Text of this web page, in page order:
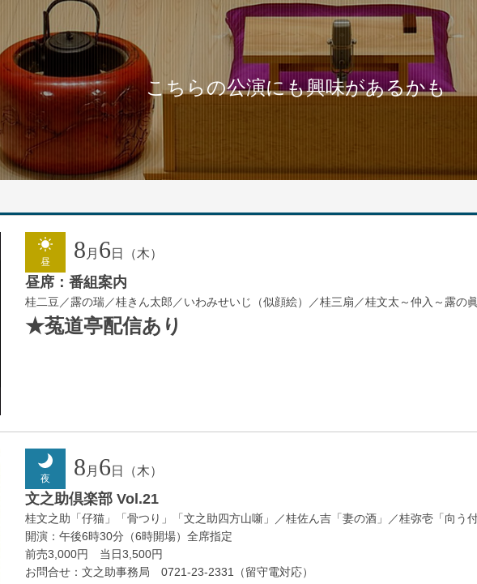
こちらの公演にも興味があるかも
昼 8月 6 日（木）
昼席：番組案内
桂二豆／露の瑞／桂きん太郎／いわみせいじ（似顔絵）／桂三扇／桂文太～仲入～露の
★菟道亭配信あり
夜 8 月 6 日（木）
文之助倶楽部 Vol.21
桂文之助「仔猫」「骨つり」「文之助四方山噺」／桂佐ん吉「妻の酒」／桂弥壱「向う
開演：午後6時30分（6時開場）全席指定
前売3,000円 当日3,500円
お問合せ：文之助事務局 0721-23-2331（留守電対応）